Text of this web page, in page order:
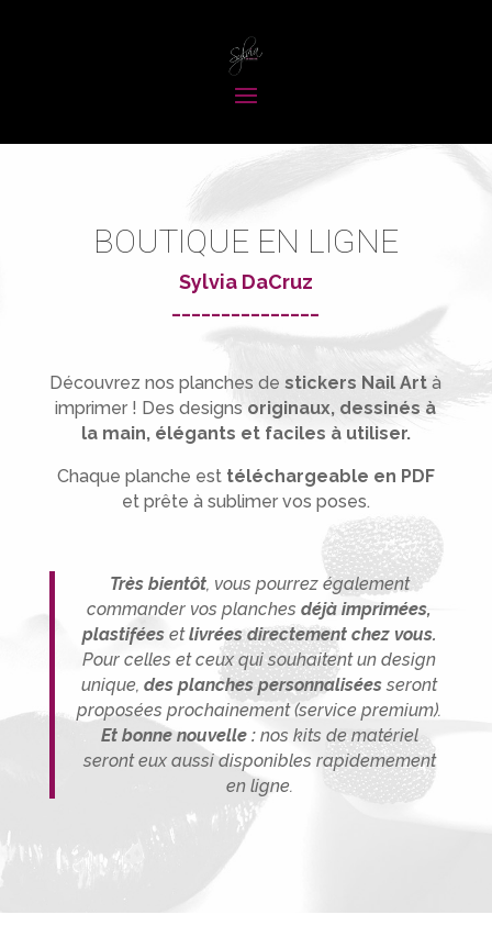
BOUTIQUE EN LIGNE
Sylvia DaCruz
_______________
Découvrez nos planches destickers Nail Art à
imprimer ! Des designs originaux, dessinés à
la main, élégants et faciles à utiliser.
Chaque planche est téléchargeable en PDF
et prête à sublimer vos poses.
Très bientôt, vous pourrez également
commander vos planchesdéjà imprimées,
plastiféesetlivrées directement chez vous.
Pour celles et ceux qui souhaitent un design
unique,des planches personnaliséesseront
proposées prochainement (service premium).
Et bonne nouvelle : nos kits de matériel
seront eux aussi disponibles rapidemement
en ligne.